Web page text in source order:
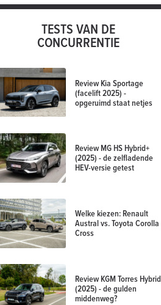
TESTS VAN DE
CONCURRENTIE
Review Kia Sportage
(facelift 2025) -
opgeruimd staat netjes
Review MG HS Hybrid+
(2025) - de zelfladende
HEV-versie getest
Welke kiezen: Renault
Austral vs. Toyota Corolla
Cross
Review KGM Torres Hybrid
(2025) - de gulden
middenweg?